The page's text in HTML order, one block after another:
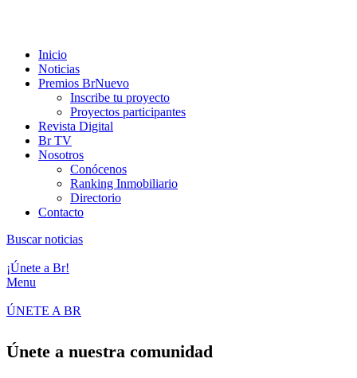
Inicio
Noticias
Premios BrNuevo
Inscribe tu proyecto
Proyectos participantes
Revista Digital
Br TV
Nosotros
Conócenos
Ranking Inmobiliario
Directorio
Contacto
Buscar noticias
¡Únete a Br!
Menu
ÚNETE A BR
Únete a nuestra comunidad